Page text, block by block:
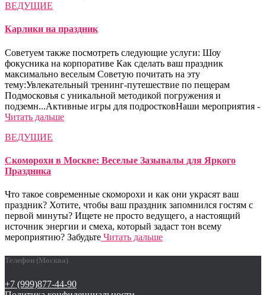
ВЕДУЩИЕ
Карлики на праздник
Советуем также посмотреть следующие услуги: Шоу
фокусника на корпоративе Как сделать ваш праздник
максимально веселым Советую почитать на эту
тему:Увлекательный тренинг-путешествие по пещерам
Подмосковья с уникальной методикой погружения и
подземн...Активные игры для подростковНаши мероприятия -
Читать дальше
ВЕДУЩИЕ
Скоморохи в Москве: Веселые Зазывалы для Яркого
Праздника
Что такое современные скоморохи и как они украсят ваш
праздник? Хотите, чтобы ваш праздник запомнился гостям с
первой минуты? Ищете не просто ведущего, а настоящий
источник энергии и смеха, который задаст тон всему
мероприятию? Забудьте Читать дальше
Телефон (Москва)
+7 (999)877-44-90